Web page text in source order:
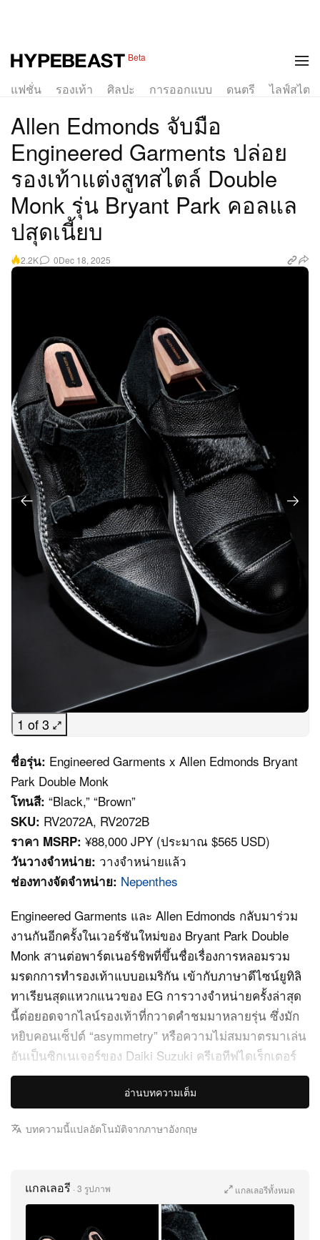
Beta
แฟชั่น รองเท้า ศิลปะ การออกแบบ ดนตรี ไลฟ์สไตล์
Allen Edmonds จับมือ
Engineered Garments ปล่อย
รองเท้าแต่งสูทสไตล์ Double
Monk รุ่น Bryant Park คอลแล
ปสุดเนี้ยบ
2.2K 0Dec 18, 2025
1 of 3
ชื่อรุ่น: Engineered Garments x Allen Edmonds Bryant
Park Double Monk
โทนสี: “Black,” “Brown”
SKU: RV2072A, RV2072B
ราคา MSRP: ¥88,000 JPY (ประมาณ $565 USD)
วันวางจำหน่าย: วางจำหน่ายแล้ว
ช่องทางจัดจำหน่าย: Nepenthes
Engineered Garments และ Allen Edmonds กลับมาร่วม
งานกันอีกครั้งในเวอร์ชันใหม่ของ Bryant Park Double
Monk สานต่อพาร์ตเนอร์ชิพที่ขึ้นชื่อเรื่องการหลอมรวม
มรดกการทำรองเท้าแบบอเมริกัน เข้ากับภาษาดีไซน์ยูทิลิ
ทาเรียนสุดแหวกแนวของ EG การวางจำหน่ายครั้งล่าสุด
นี้ต่อยอดจากไลน์รองเท้าที่กวาดคำชมมาหลายรุ่น ซึ่งมัก
หยิบคอนเซ็ปต์ “asymmetry” หรือความไม่สมมาตรมาเล่น
อันเป็นซิกเนเจอร์ของ Daiki Suzuki ครีเอทีฟไดเร็กเตอร์
แห่ง Engineered Garments ด้วยการอาศัยความ
เชี่ยวชาญด้านการผลิตอันยาวนานของ Allen Edmonds ดู
เปลี่ยนรองเท้าแต่งตัวชิ้นคลาสสิกให้กลายเป็นไอเท็มรอง
Bryant Park Double Monk โดดเด่นด้วยการเล่นแมททีเรี
ยลตัดกันอย่างมีเอกลักษณ์ มาในสองโทนสีหลักคือ Black
และ Brown รุ่น Black มาพร้อมการผสมผสานอย่างจัดจ้าน
อ่านบทความเต็ม
บทความนี้แปลอัตโนมัติจากภาษาอังกฤษ
แกลเลอรี · 3 รูปภาพ แกลเลอรีทั้งหมด